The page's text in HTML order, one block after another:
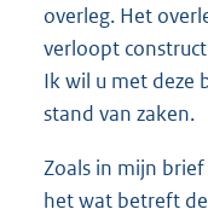
overleg. Het
verloopt
Ik wil u met deze
stand van zaken.
Zoals in mijn
het wat betreft